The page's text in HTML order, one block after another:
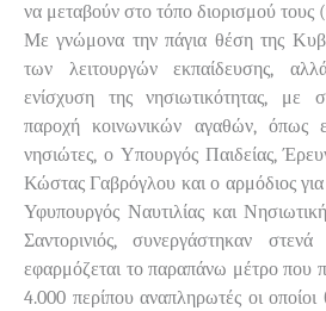
να μεταβούν στο τόπο διορισμού τους
Με γνώμονα την πάγια θέση της
των λειτουργών εκπαίδευσης,
ενίσχυση της νησιωτικότητας, με
παροχή κοινωνικών αγαθών, όπως
νησιώτες, ο Υπουργός Παιδείας,
Κώστας Γαβρόγλου και ο αρμόδιος για
Υφυπουργός Ναυτιλίας και
Σαντορινιός, συνεργάστηκαν
εφαρμόζεται το παραπάνω μέτρο που
4.000 περίπου αναπληρωτές οι